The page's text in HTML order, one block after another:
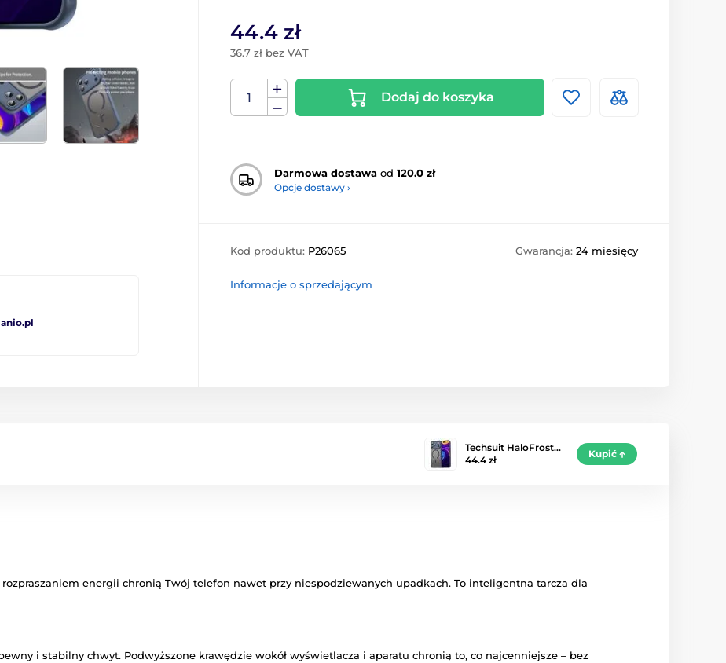
44.4 zł
36.7 zł bez VAT
Dodaj do koszyka
Darmowa dostawa od 120.0 zł
Opcje dostawy ›
Kod produktu: P26065 Gwarancja: 24 miesięcy
Informacje o sprzedającym
Techsuit HaloFrost…
44.4 zł
Kupić
energii chronią Twój telefon nawet przy niespodziewanych upadkach. To inteligentna tarcza dla
i stabilny chwyt. Podwyższone krawędzie wokół wyświetlacza i aparatu chronią to, co najcenniejsze – bez